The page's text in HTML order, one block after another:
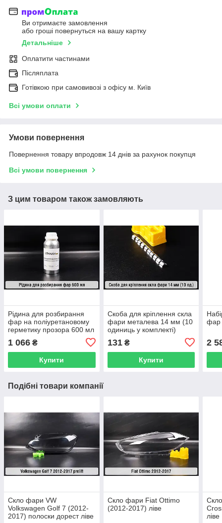
Ви отримаєте замовлення
або гроші повернуться на вашу картку
Детальніше
Оплатити частинами
Післяплата
Готівкою при самовивозі з офісу м. Київ
Всі умови оплати
Умови повернення
Повернення товару впродовж 14 днів за рахунок покупця
Всі умови повернення
З цим товаром також замовляють
Рідина для розбирання
фар на поліуретановому
герметику прозора 600 мл
1 066 ₴
Купити
Скоба для кріплення скла
фари металева 14 мм (10
одиниць у комплекті)
131₴
Купити
фар
2
Подібні товари компанії
Скло фари VW
Volkswagen Golf 7 (2012-
2017) полоски дорест ліве
Скло фари Fiat Ottimo
(2012-2017) ліве
ліве